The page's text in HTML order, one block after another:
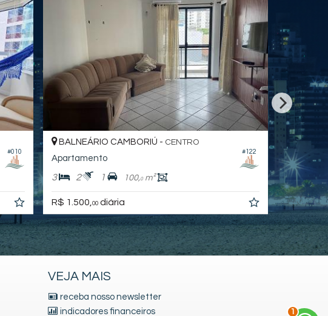
#010 #122
BALNEÁRIO CAMBORIÚ - CENTRO
Apartamento
3 2 1 100,0m²
R$ 1.500, 00diária
2 2
R$ 1.600,
VEJA MAIS
receba nosso newsletter
indicadores financeiros
2